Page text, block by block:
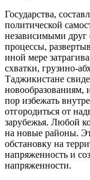
Государства,
политической
независимыми друг
процессы,
иной мере
схватки, грузино-
Таджикистане
новообразованиям,
пор избежать
отгородиться от
зарубежья. Любой
на новые районы.
обстановку на
напряженность и
напряженности.